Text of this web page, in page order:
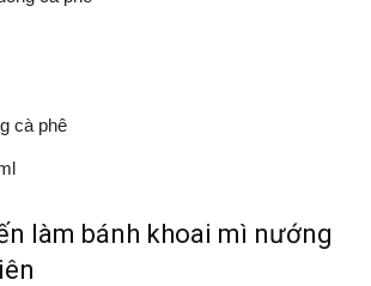
cà phê
làm bánh khoai mì nướng